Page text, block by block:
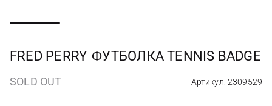
FRED PERRY ФУТБОЛКА TENNIS BADGE
SOLD OUT Артикул: 2309529